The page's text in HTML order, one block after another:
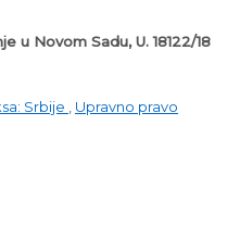
u Novom Sadu, U. 18122/18
Srbije
Upravno pravo